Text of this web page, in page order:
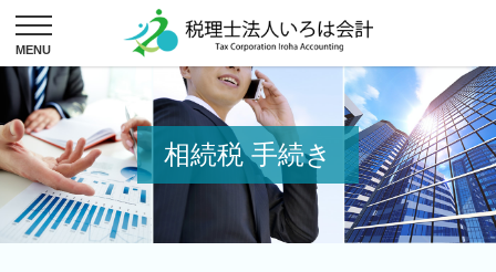
相続税 手続き